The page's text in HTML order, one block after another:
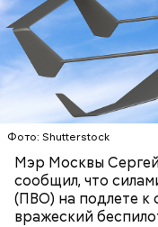
Фото: Shutterstock
Мэр Москвы Сергей
сообщил, что
(ПВО) на подлете к
вражеский